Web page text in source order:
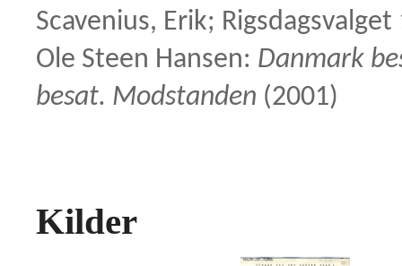
Scavenius, Erik;
Ole Steen Hansen: Danmark
besat. Modstanden (2001)
Kilder